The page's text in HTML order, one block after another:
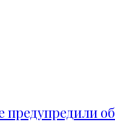
предупредили